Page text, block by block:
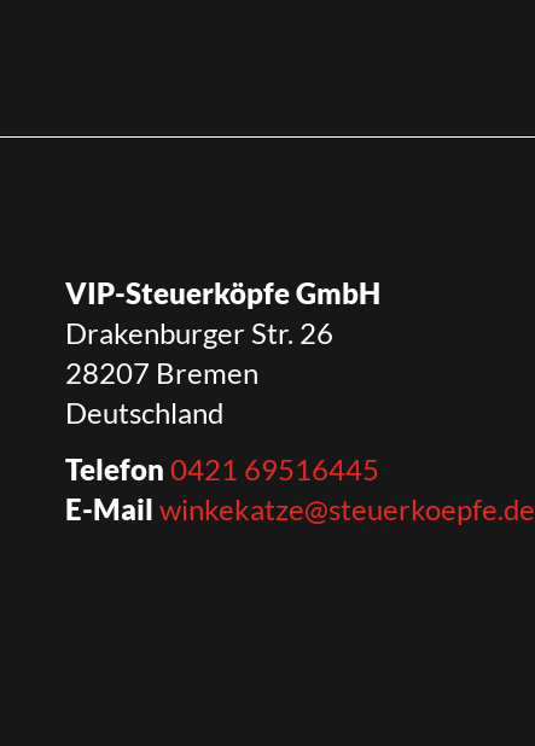
VIP-Steuerköpfe GmbH
Drakenburger Str. 26
28207 Bremen
Deutschland
Telefon 0421 69516445
E-Mail winkekatze@steuerkoepfe.de